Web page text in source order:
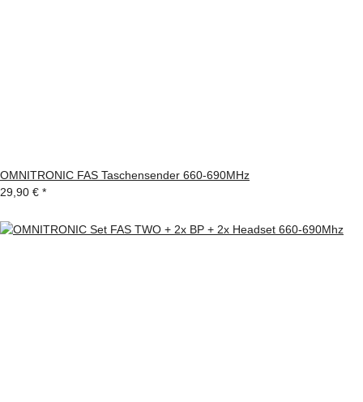
OMNITRONIC FAS Taschensender 660-690MHz
29,90 € *